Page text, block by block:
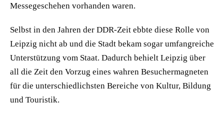
Messegeschehen vorhanden waren.
Selbst in den Jahren der DDR-Zeit ebbte diese Rolle von
Leipzig nicht ab und die Stadt bekam sogar umfangreiche
Unterstützung vom Staat. Dadurch behielt Leipzig über
all die Zeit den Vorzug eines wahren Besuchermagneten
für die unterschiedlichsten Bereiche von Kultur, Bildung
und Touristik.